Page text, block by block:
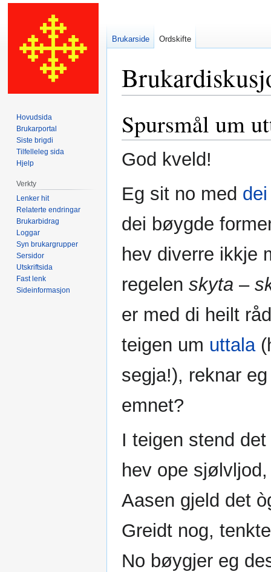
til
navigering
til
søk
Spursmål um
God kveld!
Eg sit no med
dei bøygde
hev diverre ikkje
regelen skyta –
er med di heilt
teigen um uttala
segja!), reknar
emnet?
I teigen stend
hev ope
Aasen gjeld det
Greidt nog,
No bøygjer eg
Brukarside Ordskifte
Hovudsida
Brukarportal
Siste brigdi
Tilfelleleg sida
Hjelp
Verkty
Lenker hit
Relaterte endringar
Brukarbidrag
Loggar
Syn brukargrupper
Sersidor
Utskriftsida
Fast lenk
Sideinformasjon